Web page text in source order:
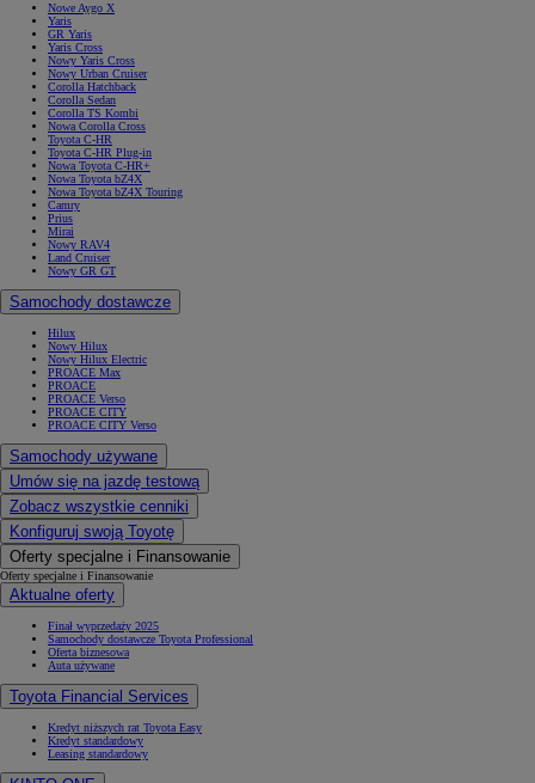
Nowe Aygo X
Yaris
GR Yaris
Yaris Cross
Nowy Yaris Cross
Nowy Urban Cruiser
Corolla Hatchback
Corolla Sedan
Corolla TS Kombi
Nowa Corolla Cross
Toyota C-HR
Toyota C-HR Plug-in
Nowa Toyota C-HR+
Nowa Toyota bZ4X
Nowa Toyota bZ4X Touring
Camry
Prius
Mirai
Nowy RAV4
Land Cruiser
Nowy GR GT
Samochody dostawcze
Hilux
Nowy Hilux
Nowy Hilux Electric
PROACE Max
PROACE
PROACE Verso
PROACE CITY
PROACE CITY Verso
Samochody używane
Umów się na jazdę testową
Zobacz wszystkie cenniki
Konfiguruj swoją Toyotę
Oferty specjalne i Finansowanie
Oferty specjalne i Finansowanie
Aktualne oferty
Finał wyprzedaży 2025
Samochody dostawcze Toyota Professional
Oferta biznesowa
Auta używane
Toyota Financial Services
Kredyt niższych rat Toyota Easy
Kredyt standardowy
Leasing standardowy